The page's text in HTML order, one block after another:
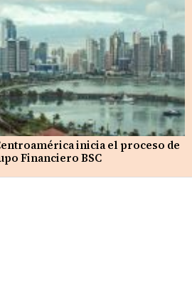
inicia el proceso de
Financiero BSC